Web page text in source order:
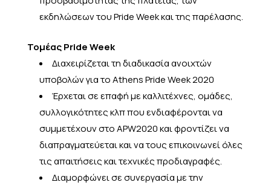
εκδηλώσεων του Pride Week και της παρέλασης.
Τομέας Pride Week
Διαχειρίζεται τη διαδικασία ανοιχτών
υποβολών για το Athens Pride Week 2020
Έρχεται σε επαφή με καλλιτέχνες, ομάδες,
συλλογικότητες κλπ που ενδιαφέρονται να
συμμετέχουν στο APW2020 και φροντίζει να
διαπραγματεύεται και να τους επικοινωνεί όλες
τις απαιτήσεις και τεχνικές προδιαγραφές.
Διαμορφώνει σε συνεργασία με την